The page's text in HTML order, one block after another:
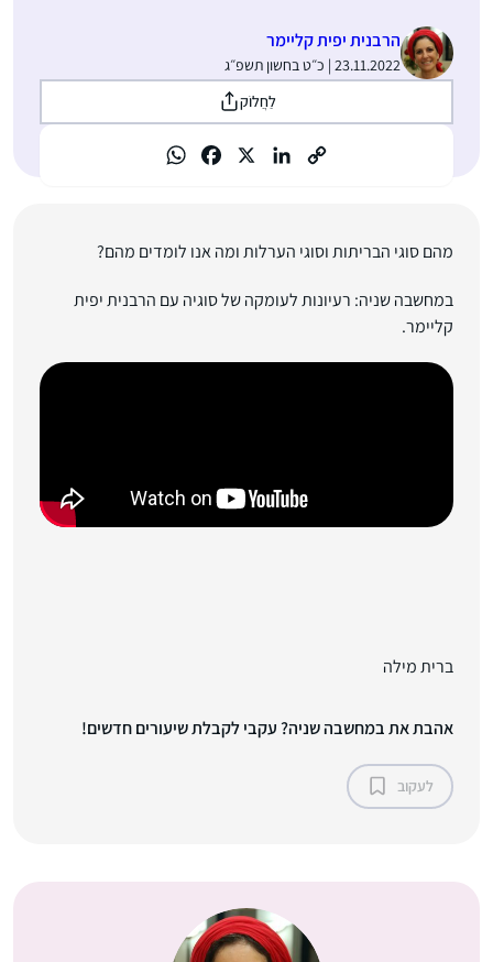
הרבנית יפית קליימר
23.11.2022 | כ״ט בחשון תשפ״ג
לַחֲלוֹק
מהם סוגי הבריתות וסוגי הערלות ומה אנו לומדים מהם?
במחשבה שניה: רעיונות לעומקה של סוגיה עם הרבנית יפית
קליימר.
ברית מילה
אהבת את במחשבה שניה? עקבי לקבלת שיעורים חדשים!
לעקוב